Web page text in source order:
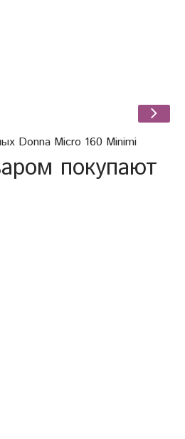
Donna Micro 160 Minimi
покупают